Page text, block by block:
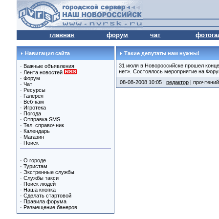
главная форум чат
Навигация сайта
· Важные объявления
· Лента новостей
· Форум
· Чат
· Ресурсы
· Галерея
· Веб-кам
· Игротека
· Погода
· Отправка SMS
· Тел. справочник
· Календарь
· Магазин
· Поиск
· О городе
· Туристам
· Экстренные службы
· Службы такси
· Поиск людей
· Наша кнопка
· Сделать стартовой
· Правила форума
· Размещение банеров
Такие депутаты нам нужны!
31 июля в Новороссийске прошел
нет». Состоялось мероприятие на
08-08-2008 10:05 | редактор|